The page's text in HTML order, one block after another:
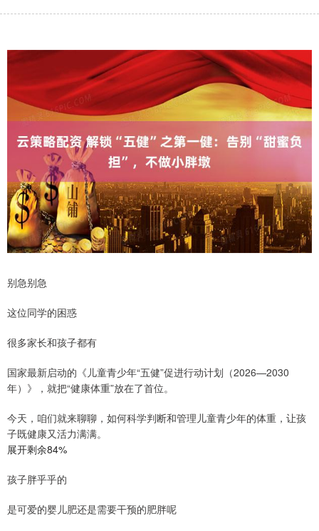
别急别急
这位同学的困惑
很多家长和孩子都有
国家最新启动的《儿童青少年“五健”促进行动计划（2026—2030
年）》，就把“健康体重”放在了首位。
今天，咱们就来聊聊，如何科学判断和管理儿童青少年的体重，让孩
子既健康又活力满满。
展开剩余84%
孩子胖乎乎的
是可爱的婴儿肥还是需要干预的肥胖呢